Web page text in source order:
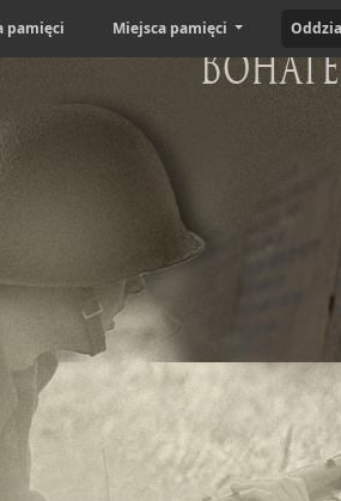
pamięci Miejsca pamięci